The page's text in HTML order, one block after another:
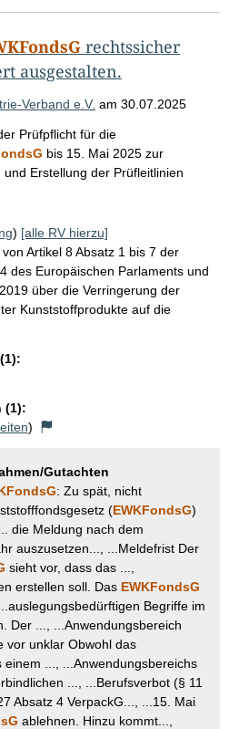
rechtssicher
ausgestalten.
Verband e.V. am 30.07.2025
Prüfpflicht für die
bis 15. Mai 2025 zur
Erstellung der Prüfleitlinien
) [alle RV hierzu]
Artikel 8 Absatz 1 bis 7 der
des Europäischen Parlaments und
über die Verringerung der
Kunststoffprodukte auf die
(1):
)
Gutachten
: Zu spät, nicht
(EWKFondsG)
die Meldung nach dem
auszusetzen..., ...Meldefrist Der
sieht vor, dass das ...,
erstellen soll. Das EWKFondsG
Begriffe im
Der ..., ...Anwendungsbereich
vor unklar Obwohl das
einem ..., ...Anwendungsbereichs
..., ...Berufsverbot (§ 11
27 Absatz 4 VerpackG..., ...15. Mai
ablehnen. Hinzu kommt...,